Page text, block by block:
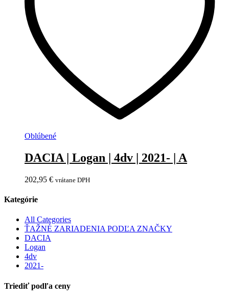
Oblúbené
DACIA | Logan | 4dv | 2021- | A
202,95 € vrátane DPH
Kategórie
All Categories
ŤAŽNÉ ZARIADENIA PODĽA ZNAČKY
DACIA
Logan
4dv
2021-
Triediť podľa ceny